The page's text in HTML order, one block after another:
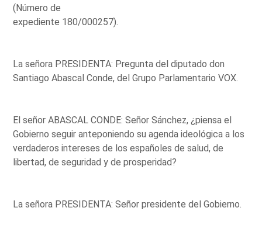
(Número de
expediente 180/000257).
La señora PRESIDENTA: Pregunta del diputado don
Santiago Abascal Conde, del Grupo Parlamentario VOX.
El señor ABASCAL CONDE: Señor Sánchez, ¿piensa el
Gobierno seguir anteponiendo su agenda ideológica a los
verdaderos intereses de los españoles de salud, de
libertad, de seguridad y de prosperidad?
La señora PRESIDENTA: Señor presidente del Gobierno.